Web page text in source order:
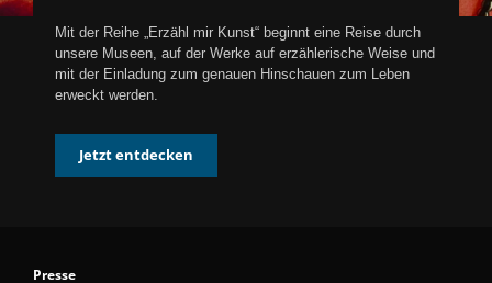
Mit der Reihe „Erzähl mir Kunst“ beginnt eine Reise durch
unsere Museen, auf der Werke auf erzählerische Weise und
mit der Einladung zum genauen Hinschauen zum Leben
erweckt werden.
Jetzt entdecken
Presse